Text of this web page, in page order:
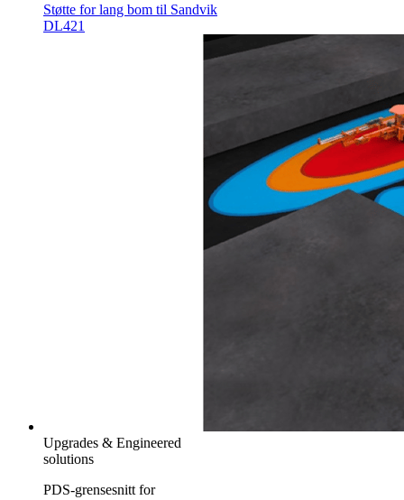
Støtte for lang bom til Sandvik
DL421
Upgrades & Engineered
solutions
PDS-grensesnitt for